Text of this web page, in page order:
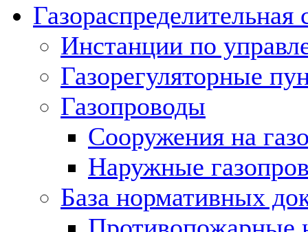
Газораспределительная
Инстанции по
Газорегуляторные
Газопроводы
Сооружения на
Наружные
База нормативных